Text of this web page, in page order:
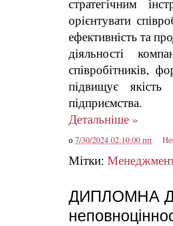
стратегічним
орієнтувати
ефективність та
діяльності
співробітників,
підвищує якість
підприємства.
Детальніше »
о 7/30/2024 02:10:00 пп
Мітки:
ДИПЛОМНА